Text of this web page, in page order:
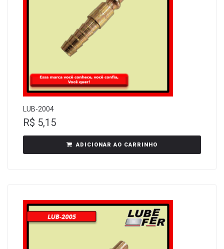
LUB-2004
R$ 5,15
ADICIONAR AO CARRINHO